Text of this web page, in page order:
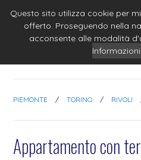
PIEMONTE / TORINO / RIVOLI
Appartamento con
Questo sito utilizza cookie per
offerto. Proseguendo nella
acconsente alle modalità
Informazioni